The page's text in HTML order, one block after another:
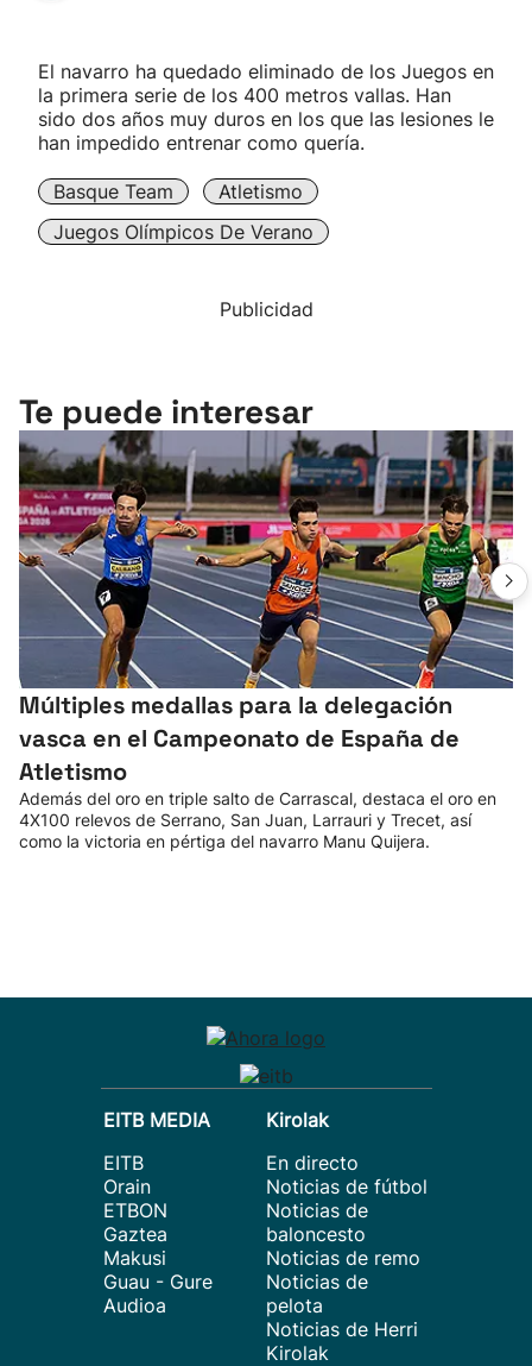
El navarro ha quedado eliminado de los Juegos en
la primera serie de los 400 metros vallas. Han
sido dos años muy duros en los que las lesiones le
han impedido entrenar como quería.
Basque Team
Atletismo
Juegos Olímpicos De Verano
Publicidad
Te puede interesar
Múltiples medallas para la delegación
vasca en el Campeonato de España de
Atletismo
Además del oro en triple salto de Carrascal, destaca el oro en
4X100 relevos de Serrano, San Juan, Larrauri y Trecet, así
como la victoria en pértiga del navarro Manu Quijera.
EITB MEDIA
EITB
Orain
ETBON
Gaztea
Makusi
Guau - Gure
Audioa
Kirolak
En directo
Noticias de fútbol
Noticias de
baloncesto
Noticias de remo
Noticias de
pelota
Noticias de Herri
Kirolak